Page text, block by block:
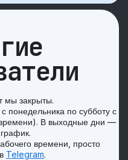
мы закрыты.
понедельника по субботу с
В выходные дни —
времени, просто
Telegram.